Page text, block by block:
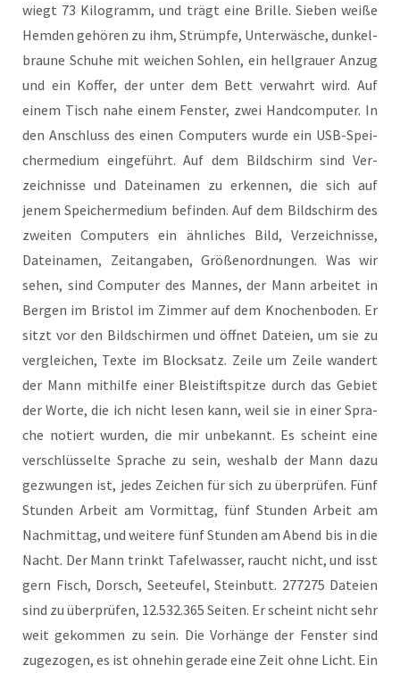
wiegt 73 Kilo­gramm, und trägt eine Bril­le. Sie­ben wei­ße
Hem­den gehö­ren zu ihm, Strümp­fe, Unter­wä­sche, dun­kel­
brau­ne Schu­he mit wei­chen Soh­len, ein hell­grau­er Anzug
und ein Kof­fer, der unter dem Bett ver­wahrt wird. Auf
einem Tisch nahe einem Fens­ter, zwei Hand­com­pu­ter. In
den Anschluss des einen Com­pu­ters wur­de ein USB-Spei­
cher­me­di­um ein­ge­führt. Auf dem Bild­schirm sind Ver­
zeich­nis­se und Datei­na­men zu erken­nen, die sich auf
jenem Spei­cher­me­di­um befin­den. Auf dem Bild­schirm des
zwei­ten Com­pu­ters ein ähn­li­ches Bild, Ver­zeich­nis­se,
Datei­na­men, Zeit­an­ga­ben, Grö­ßen­ord­nun­gen. Was wir
sehen, sind Com­pu­ter des Man­nes, der Mann arbei­tet in
Ber­gen im Bris­tol im Zim­mer auf dem Kno­chen­bo­den. Er
sitzt vor den Bild­schir­men und öff­net Datei­en, um sie zu
ver­glei­chen, Tex­te im Block­satz. Zei­le um Zei­le wan­dert
der Mann mit­hil­fe einer Blei­stift­spit­ze durch das Gebiet
der Wor­te, die ich nicht lesen kann, weil sie in einer Spra­
che notiert wur­den, die mir unbe­kannt. Es scheint eine
ver­schlüs­sel­te Spra­che zu sein, wes­halb der Mann dazu
gezwun­gen ist, jedes Zei­chen für sich zu über­prü­fen. Fünf
Stun­den Arbeit am Vor­mit­tag, fünf Stun­den Arbeit am
Nach­mit­tag, und wei­te­re fünf Stun­den am Abend bis in die
Nacht. Der Mann trinkt Tafel­was­ser, raucht nicht, und isst
gern Fisch, Dorsch, See­teu­fel, Stein­butt. 277275 Datei­en
sind zu über­prü­fen, 12.532.365 Sei­ten. Er scheint nicht sehr
weit gekom­men zu sein. Die Vor­hän­ge der Fens­ter sind
zuge­zo­gen, es ist ohne­hin gera­de eine Zeit ohne Licht. Ein